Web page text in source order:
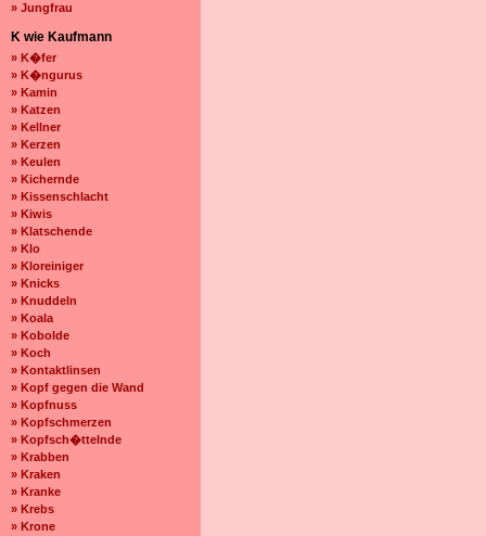
» Jungfrau
K wie Kaufmann
» K�fer
» K�ngurus
» Kamin
» Katzen
» Kellner
» Kerzen
» Keulen
» Kichernde
» Kissenschlacht
» Kiwis
» Klatschende
» Klo
» Kloreiniger
» Knicks
» Knuddeln
» Koala
» Kobolde
» Koch
» Kontaktlinsen
» Kopf gegen die Wand
» Kopfnuss
» Kopfschmerzen
» Kopfsch�ttelnde
» Krabben
» Kraken
» Kranke
» Krebs
» Krone